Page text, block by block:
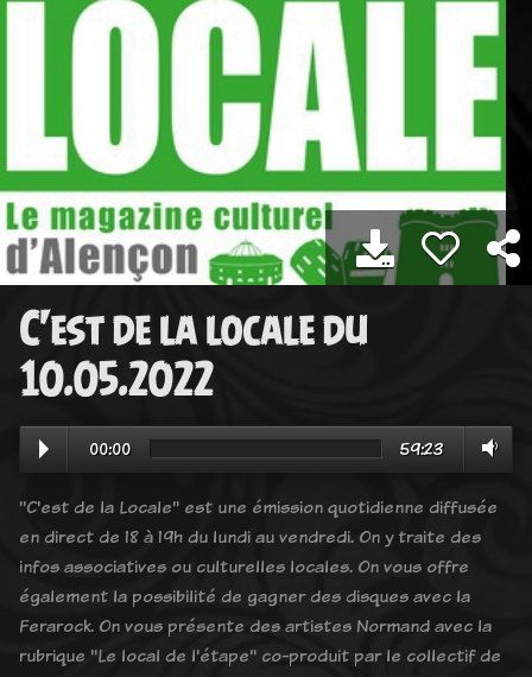
C'est de la locale du
10.05.2022
00:00 59:23
"C'est de la Locale" est une émission quotidienne diffusée
en direct de 18 à 19h du lundi au vendredi. On y traite des
infos associatives ou culturelles locales. On vous offre
également la possibilité de gagner des disques avec la
Ferarock. On vous présente des artistes Normand avec la
rubrique "Le local de l'étape" co-produit par le collectif de